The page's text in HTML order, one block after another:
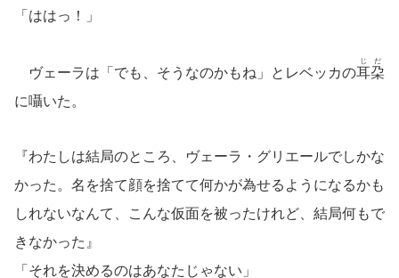
「ははっ！」
ヴェーラは「でも、そうなのかもね」とレベッカの耳朶
じだ
に囁いた。
『わたしは結局のところ、ヴェーラ・グリエールでしかな
かった。名を捨て顔を捨てて何かが為せるようになるかも
しれないなんて、こんな仮面を被ったけれど、結局何もで
きなかった』
「それを決めるのはあなたじゃない」